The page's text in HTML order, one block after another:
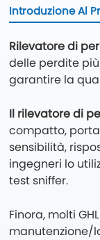
Introduzione Al
Rilevatore di
delle perdite
garantire la
Il rilevatore di
compatto,
sensibilità,
ingegneri lo
test sniffer.
Finora, molti
manutenzione/